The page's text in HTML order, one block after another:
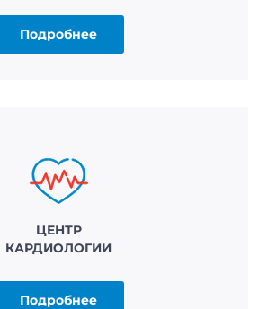
Подробнее
ЦЕНТР
КАРДИОЛОГИИ
Подробнее